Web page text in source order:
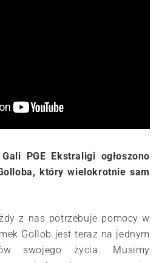
PGE Ekstraligi ogłoszono
który wielokrotnie sam
z nas potrzebuje pomocy w
Gollob jest teraz na jednym
swojego życia. Musimy